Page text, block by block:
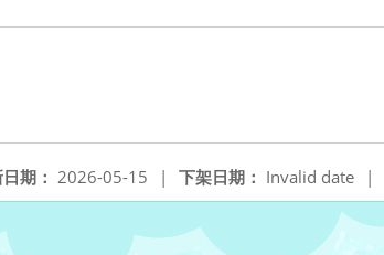
下架日期： Invalid date |
期： 2026-05-15 |